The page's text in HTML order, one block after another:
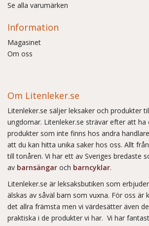
Se alla varumärken
Information
Magasinet
Om oss
Om Litenleker.se
Litenleker.se säljer leksaker och produkter
ungdomar. Litenleker.se strävar efter att ha
produkter som inte finns hos andra
att du kan hitta unika saker hos oss. Allt
till tonåren. Vi har ett av Sveriges bredaste
av barnsängar och barncyklar.
Litenleker.se är leksaksbutiken som
älskas av såväl barn som vuxna. För oss är
det allra främsta men vi värdesätter även
praktiska i de produkter vi har. Vi har